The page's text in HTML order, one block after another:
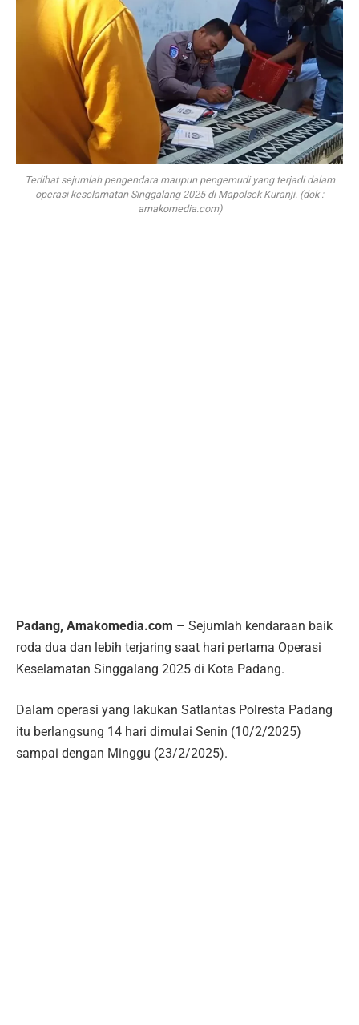
Terlihat sejumlah pengendara maupun pengemudi yang terjadi dalam
operasi keselamatan Singgalang 2025 di Mapolsek Kuranji. (dok :
amakomedia.com)
Padang, Amakomedia.com – Sejumlah kendaraan baik
roda dua dan lebih terjaring saat hari pertama Operasi
Keselamatan Singgalang 2025 di Kota Padang.
Dalam operasi yang lakukan Satlantas Polresta Padang
itu berlangsung 14 hari dimulai Senin (10/2/2025)
sampai dengan Minggu (23/2/2025).